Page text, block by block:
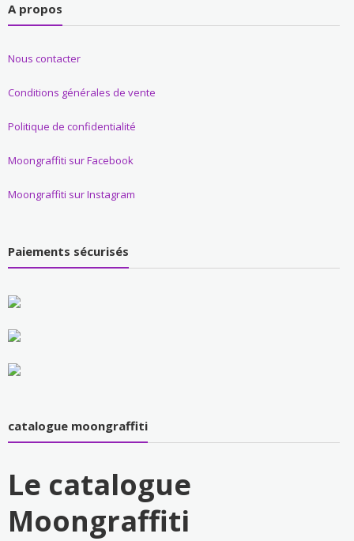
A propos
Nous contacter
Conditions générales de vente
Politique de confidentialité
Moongraffiti sur Facebook
Moongraffiti sur Instagram
Paiements sécurisés
catalogue moongraffiti
Le catalogue
Moongraffiti